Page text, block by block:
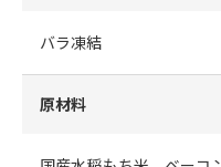
バラ凍結
原材料